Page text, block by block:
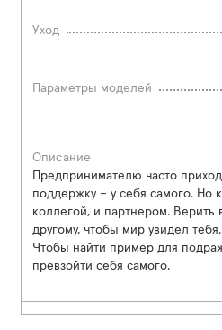
Уход
Параметры моделей
Описание
Предпринимателю часто
поддержку – у себя самого. Но
коллегой, и партнером.
другому, чтобы мир увидел тебя.
Чтобы найти пример для
превзойти себя самого.